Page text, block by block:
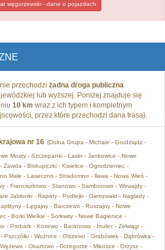
węgorzewski - dane o pojazdach
przechodzi żadna droga publiczna
lub wyższej. Poniżej znajduje się
10 km wraz z ich typem i kompletnym
przez które przechodzi dana trasa).
nr 16 (Dolna Grupa - Michale - Grudziądz -
Mosty - Szczepanki - Łasin - Jankowice - Nowe
Zawda - Biskupiczki - Kisielice - Ogrodzieniec -
Małe - Laseczno - Stradomno - Iława - Nowa Wieś -
- Franciszkowo - Stanowo - Samborowo - Wirwajdy -
Jabłonki - Rapaty - Podlejki - Gietrzwałd - Naglady -
- Łęgajny - Barczewo - Ruszajny - Nowe
- Borki Wielkie - Sorkwity - Nowe Bagienice -
- Probark - Kosewo - Baranowo - Inulec - Zełwągi -
Pszczółki - Woźnice - Olszewo - Grabówek - Dąbrówka -
- Okartowo - Grzegorze - Mikosze - Orzysz -